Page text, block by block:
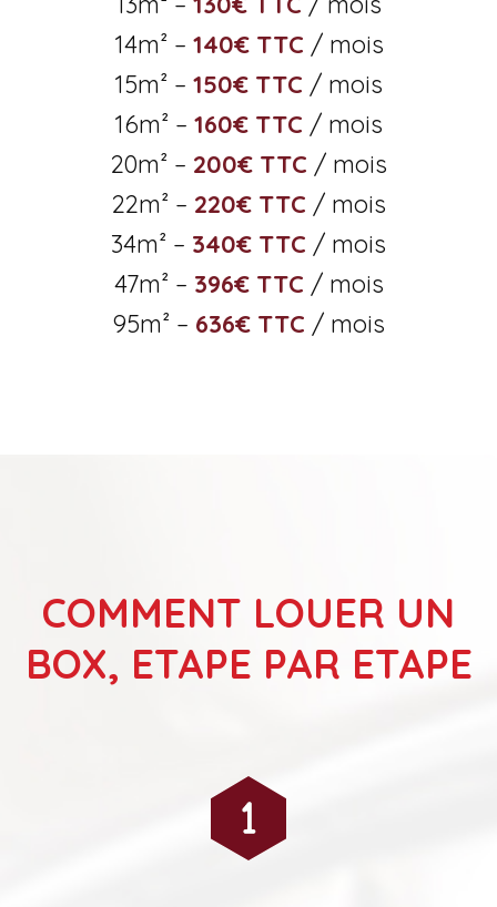
14m² – 140€ TTC / mois
15m² – 150€ TTC / mois
16m² – 160€ TTC / mois
20m² – 200€ TTC / mois
22m² – 220€ TTC / mois
34m² – 340€ TTC / mois
47m² – 396€ TTC / mois
95m² – 636€ TTC / mois
COMMENT LOUER UN
BOX, ETAPE PAR ETAPE